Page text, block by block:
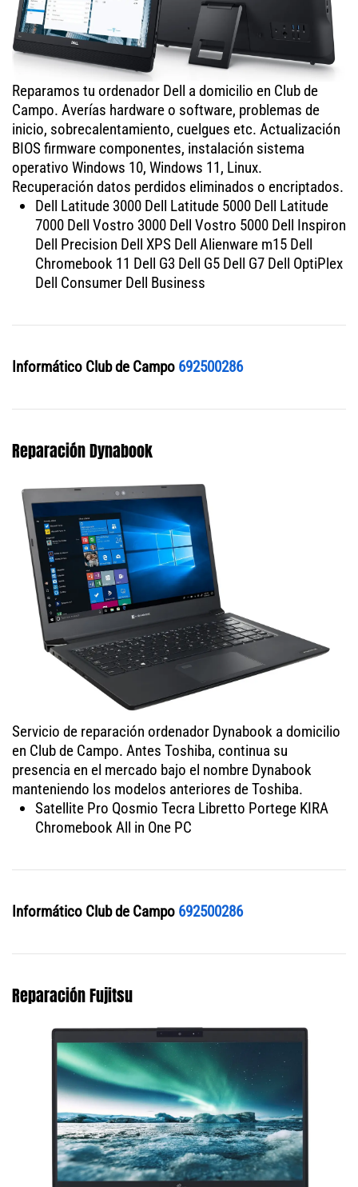
Reparamos tu ordenador Dell a domicilio en Club de
Campo. Averías hardware o software, problemas de
inicio, sobrecalentamiento, cuelgues etc. Actualización
BIOS firmware componentes, instalación sistema
operativo Windows 10, Windows 11, Linux.
Recuperación datos perdidos eliminados o encriptados.
Dell Latitude 3000 Dell Latitude 5000 Dell Latitude
7000 Dell Vostro 3000 Dell Vostro 5000 Dell Inspiron
Dell Precision Dell XPS Dell Alienware m15 Dell
Chromebook 11 Dell G3 Dell G5 Dell G7 Dell OptiPlex
Dell Consumer Dell Business
Informático Club de Campo 692500286
Reparación Dynabook
Servicio de reparación ordenador Dynabook a domicilio
en Club de Campo. Antes Toshiba, continua su
presencia en el mercado bajo el nombre Dynabook
manteniendo los modelos anteriores de Toshiba.
Satellite Pro Qosmio Tecra Libretto Portege KIRA
Chromebook All in One PC
Informático Club de Campo 692500286
Reparación Fujitsu